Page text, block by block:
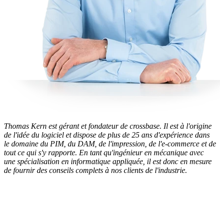
Thomas Kern est gérant et fondateur de crossbase. Il est à l'origine
de l'idée du logiciel et dispose de plus de 25 ans d'expérience dans
le domaine du PIM, du DAM, de l'impression, de l'e-commerce et de
tout ce qui s'y rapporte. En tant qu'ingénieur en mécanique avec
une spécialisation en informatique appliquée, il est donc en mesure
de fournir des conseils complets à nos clients de l'industrie.